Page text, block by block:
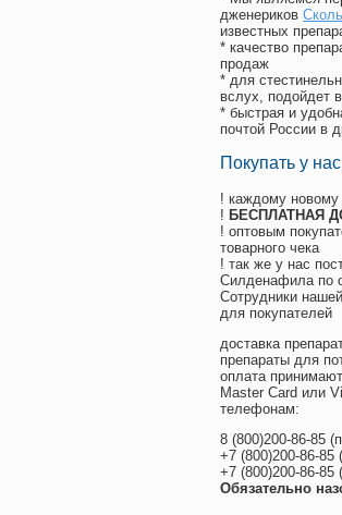
дженериков
известных
* качество
продаж
* для
вслух, подойдет
* быстрая и
почтой России в
Покупать у
! каждому новому
! БЕСПЛАТНАЯ
! оптовым
товарного чека
! так же у нас
Силденафила по
Cотрудники
для покупателей
доставка
препараты для
оплата
Master Card или
телефонам:
8 (800)200-86-85 (
+7 (800)200-86-85 (
+7 (800)200-86-85 (
Обязательно